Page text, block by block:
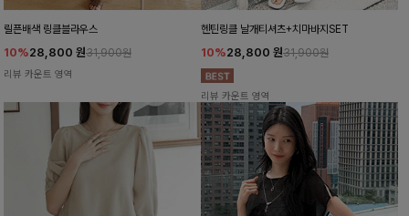
릴픈배색 링클블라우스
10%28,800 원31,900원
리뷰 카운트 영역
헨틴링클 날개티셔츠+치마바지SET
10%28,800 원31,900원
리뷰 카운트 영역